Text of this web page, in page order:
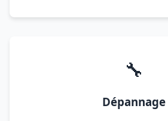
🔧
Dépannage